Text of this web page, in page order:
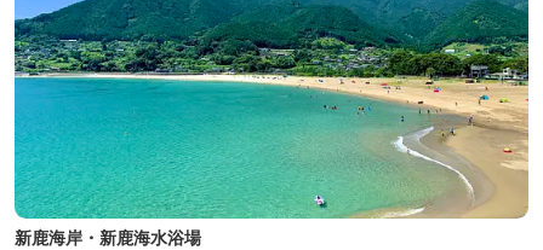
新鹿海岸・新鹿海水浴場